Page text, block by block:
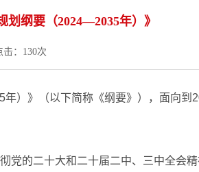
纲要（2024—2035年）》
： 130次
）》（以下简称《纲要》），面向到
的二十大和二十届二中、三中全会